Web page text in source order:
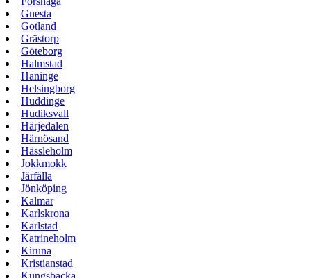
Gnesta
Gotland
Grästorp
Göteborg
Halmstad
Haninge
Helsingborg
Huddinge
Hudiksvall
Härjedalen
Härnösand
Hässleholm
Jokkmokk
Järfälla
Jönköping
Kalmar
Karlskrona
Karlstad
Katrineholm
Kiruna
Kristianstad
Kungsbacka